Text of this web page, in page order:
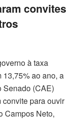
convites
à taxa
ao ano, a
Senado (CAE)
convite para ouvir
Campos Neto,